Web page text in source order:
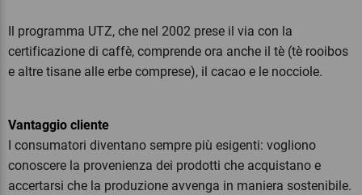
Il programma UTZ, che nel 2002 prese il via con la
certificazione di caffè, comprende ora anche il tè (tè rooibos
e altre tisane alle erbe comprese), il cacao e le nocciole.
Vantaggio cliente
I consumatori diventano sempre più esigenti: vogliono
conoscere la provenienza dei prodotti che acquistano e
accertarsi che la produzione avvenga in maniera sostenibile.